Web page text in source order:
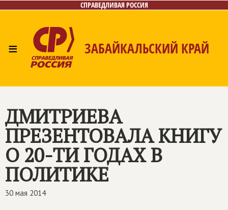
СПРАВЕДЛИВАЯ РОССИЯ
≡ ЗАБАЙКАЛЬСКИЙ КРАЙ
Контакты
ДМИТРИЕВА
ПРЕЗЕНТОВАЛА КНИГУ
О 20-ТИ ГОДАХ В
ПОЛИТИКЕ
30 мая 2014